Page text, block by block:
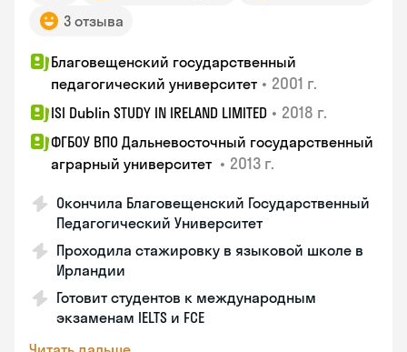
3 отзыва
Благовещенский государственный
педагогический университет • 2001 г.
ISI Dublin STUDY IN IRELAND LIMITED • 2018 г.
ФГБОУ ВПО Дальневосточный государственный
аграрный университет • 2013 г.
Окончила Благовещенский Государственный
Педагогический Университет
Проходила стажировку в языковой школе в
Ирландии
Готовит студентов к международным
экзаменам IELTS и FCE